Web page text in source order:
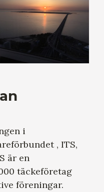
i
, ITS,
är en
täckeföretag
föreningar.